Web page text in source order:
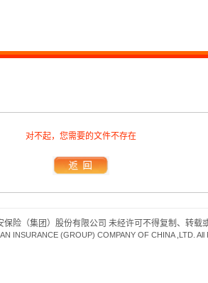
对不起，您需要的文件不存在
保险（集团）股份有限公司 未经许可不得复制、转载
INSURANCE (GROUP) COMPANY OF CHINA ,LTD. All